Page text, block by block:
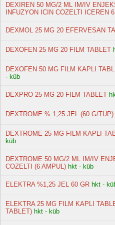
DEXIREN 50 MG/2 ML IM/IV
INFUZYON ICIN COZELTI ICEREN
DEXMOL 25 MG 20 EFERVESAN
DEXOFEN 25 MG 20 FILM TABLET
DEXOFEN 50 MG FILM KAPLI
- küb
DEXPRO 25 MG 20 FILM TABLET
DEXTROME % 1,25 JEL (60 G/TUP)
DEXTROME 25 MG FILM KAPLI
küb
DEXTROME 50 MG/2 ML IM/IV
COZELTI (6 AMPUL) hkt - küb
ELEKTRA %1,25 JEL 60 GR hkt -
ELEKTRA 25 MG FILM KAPLI
TABLET) hkt - küb